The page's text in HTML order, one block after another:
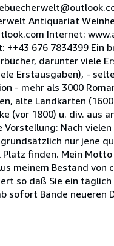
Internet:
++43 676 7834399
darunter viele
Erstausgaben), -
- mehr als 3000
alte Landkarten
(vor 1800) u. div. aus
Vorstellung: Nach
nur jene
finden. Mein
meinem Bestand von
so daß Sie ein täglich
sofort Bände